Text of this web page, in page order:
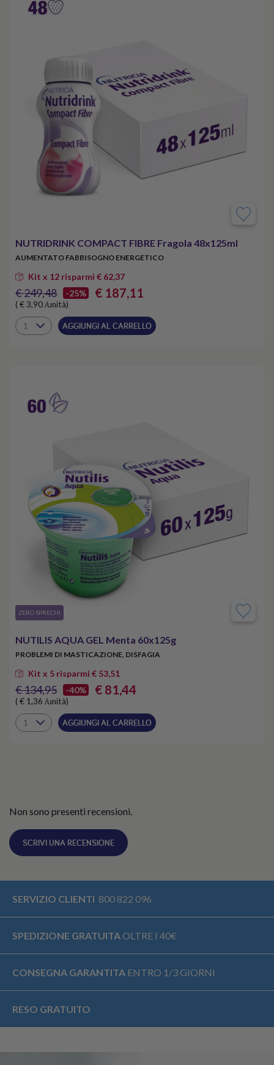
NUTRIDRINK COMPACT FIBRE Fragola 48x125ml
AUMENTATO FABBISOGNO ENERGETICO
Kit x 12 risparmi € 62,37
€ 249,48 -25% € 187,11
( € 3,90 /unità)
AGGIUNGI AL CARRELLO
​ZERO SPRECHI
NUTILIS AQUA GEL Menta 60x125g
PROBLEMI DI MASTICAZIONE, DISFAGIA
Kit x 5 risparmi € 53,51
€ 134,95 -40% € 81,44
( € 1,36 /unità)
AGGIUNGI AL CARRELLO
Non sono presenti recensioni.
SCRIVI UNA RECENSIONE
SERVIZIO CLIENTI 800 822 096
SPEDIZIONE GRATUITAOLTRE I 40€
CONSEGNA GARANTITA ENTRO 1/3 GIORNI
RESO GRATUITO